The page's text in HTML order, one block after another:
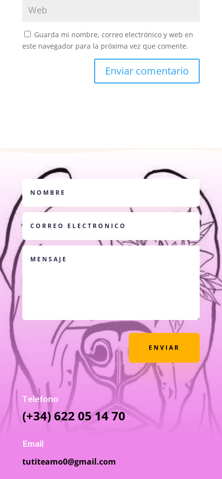
Guarda mi nombre, correo electrónico y web en
este navegador para la próxima vez que comente.
ENVIAR
Telefono
(+34) 622 05 14 70
Email
tutiteamo0@gmail.com